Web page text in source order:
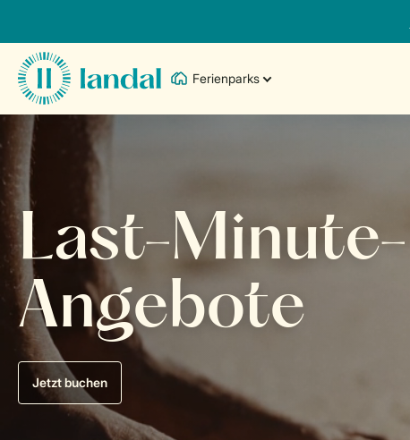
Ferienparks
Last-Minute-
Angebote
Jetzt buchen